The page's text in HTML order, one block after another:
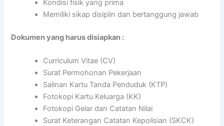
Kondisi fisik yang prima
Memiliki sikap disiplin dan bertanggung jawab
Dokumen yang harus disiapkan :
Curriculum Vitae (CV)
Surat Permohonan Pekerjaan
Salinan Kartu Tanda Penduduk (KTP)
Fotokopi Kartu Keluarga (KK)
Fotokopi Gelar dan Catatan Nilai
Surat Keterangan Catatan Kepolisian (SKCK)